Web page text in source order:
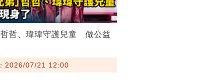
哲、瑋瑋守護兒童 做公益
2026/07/21 12:00